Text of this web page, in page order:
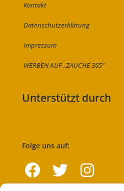
Kontakt
Datenschutzerklärung
Impressum
WERBEN AUF „ZAUCHE 365“
Unterstützt durch
Folge uns auf: